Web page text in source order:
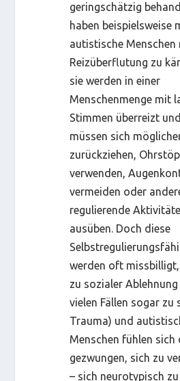
geringschätzig
haben beispielsweise
autistische Menschen
Reizüberflutung zu
sie werden in einer
Menschenmenge mit
Stimmen überreizt und
müssen sich
zurückziehen,
verwenden,
vermeiden oder
regulierende
ausüben. Doch diese
werden oft
zu sozialer Ablehnung
vielen Fällen sogar zu
Trauma) und
Menschen fühlen sich
gezwungen, sich zu
– sich neurotypisch zu